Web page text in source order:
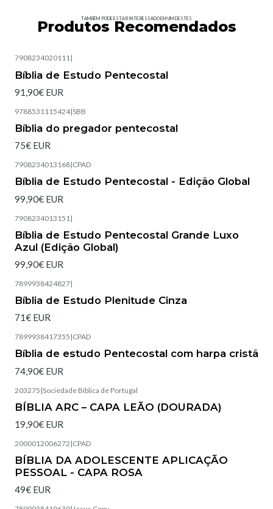
TAMBÉM PODE ESTAR INTERESSADO EM UM DESTES
Produtos Recomendados
7908234020111|
Bíblia de Estudo Pentecostal
91,90€ EUR
9788531115424|SBB
Bíblia do pregador pentecostal
75€ EUR
7908234013168|CPAD
Bíblia de Estudo Pentecostal - Edição Global
99,90€ EUR
7908234013151 |
Bíblia de Estudo Pentecostal Grande Luxo
Azul (Edição Global)
99,90€ EUR
7899938424827|
Bíblia de Estudo Plenitude Cinza
71€ EUR
7899938417355 |CPAD
Bíblia de estudo Pentecostal com harpa cristã
74,90€ EUR
203275 |Sociedade Bíblica de Portugal
BÍBLIA ARC – CAPA LEÃO (DOURADA)
19,90€ EUR
2000012006272 |CPAD
BÍBLIA DA ADOLESCENTE APLICAÇÃO
PESSOAL - CAPA ROSA
49€ EUR